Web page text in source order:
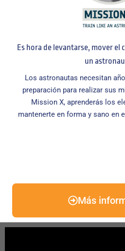
Es hora de levantarse, mover el
un
Los astronautas necesitan
preparación para realizar sus
Mission X, aprenderás los
mantenerte en forma y sano en
Más